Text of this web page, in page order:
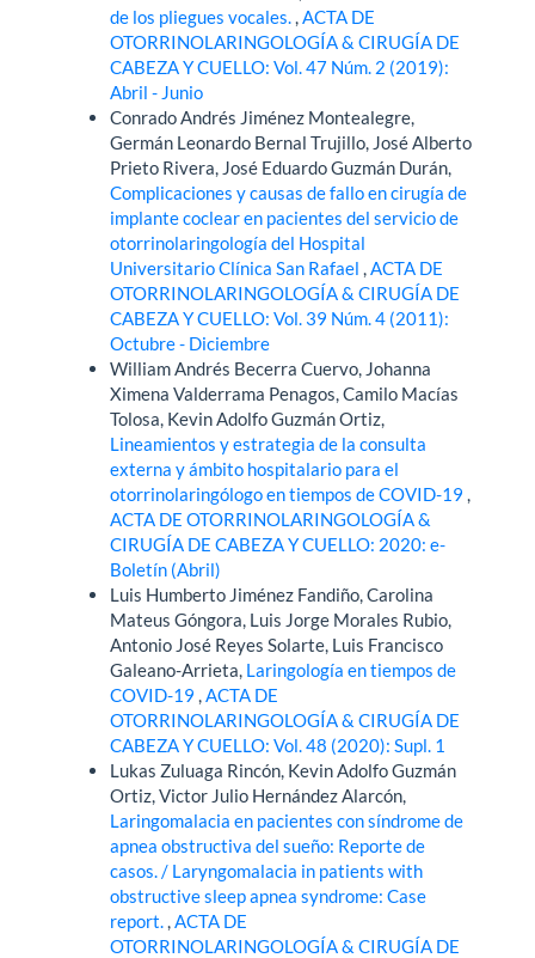
de los pliegues vocales.,ACTA DE
OTORRINOLARINGOLOGÍA & CIRUGÍA DE
CABEZA Y CUELLO: Vol. 47 Núm. 2 (2019):
Abril - Junio
Conrado Andrés Jiménez Montealegre,
Germán Leonardo Bernal Trujillo, José Alberto
Prieto Rivera, José Eduardo Guzmán Durán,
Complicaciones y causas de fallo en cirugía de
implante coclear en pacientes del servicio de
otorrinolaringología del Hospital
Universitario Clínica San Rafael,ACTA DE
OTORRINOLARINGOLOGÍA & CIRUGÍA DE
CABEZA Y CUELLO: Vol. 39 Núm. 4 (2011):
Octubre - Diciembre
William Andrés Becerra Cuervo, Johanna
Ximena Valderrama Penagos, Camilo Macías
Tolosa, Kevin Adolfo Guzmán Ortiz,
Lineamientos y estrategia de la consulta
externa y ámbito hospitalario para el
otorrinolaringólogo en tiempos de COVID-19,
ACTA DE OTORRINOLARINGOLOGÍA &
CIRUGÍA DE CABEZA Y CUELLO: 2020: e-
Boletín (Abril)
Luis Humberto Jiménez Fandiño, Carolina
Mateus Góngora, Luis Jorge Morales Rubio,
Antonio José Reyes Solarte, Luis Francisco
Galeano-Arrieta, Laringología en tiempos de
COVID-19,ACTA DE
OTORRINOLARINGOLOGÍA & CIRUGÍA DE
CABEZA Y CUELLO: Vol. 48 (2020): Supl. 1
Lukas Zuluaga Rincón, Kevin Adolfo Guzmán
Ortiz, Victor Julio Hernández Alarcón,
Laringomalacia en pacientes con síndrome de
apnea obstructiva del sueño: Reporte de
casos. / Laryngomalacia in patients with
obstructive sleep apnea syndrome: Case
report.,ACTA DE
OTORRINOLARINGOLOGÍA & CIRUGÍA DE